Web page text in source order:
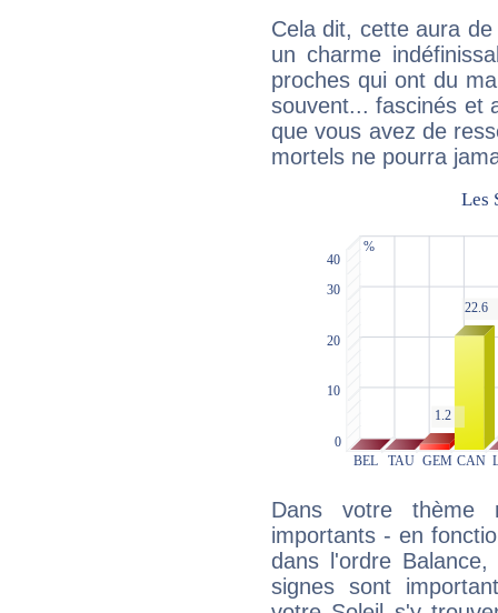
Cela dit, cette aura
un charme
proches qui ont du
souvent... fascinés et
que vous avez de
mortels ne pourra
Dans votre thème
importants - en
dans l'ordre
signes sont